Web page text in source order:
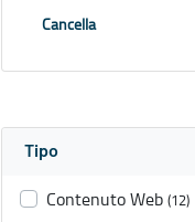
Cancella
Tipo
Contenuto Web (12)